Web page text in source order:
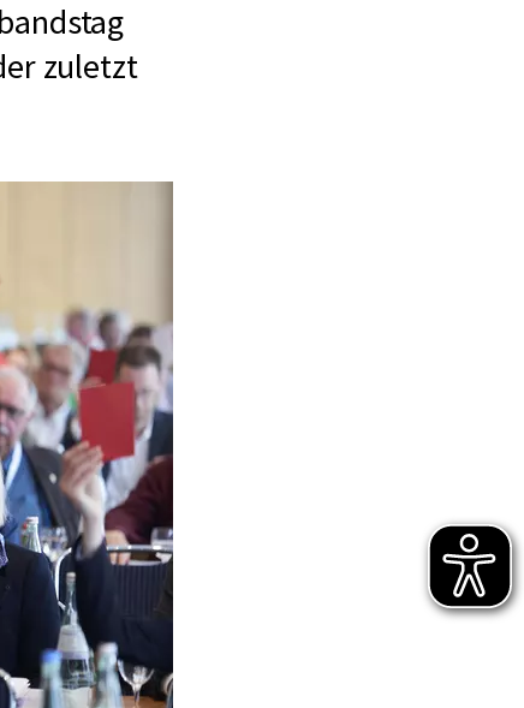
zuletzt